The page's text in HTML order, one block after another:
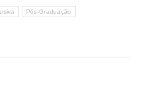
Pós-Graduação